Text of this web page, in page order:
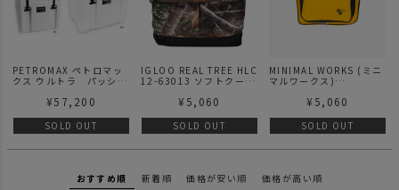
PETROMAX ペトロマッ
クス ウルトラ パッシ
¥57,200
SOLD OUT
IGLOO REAL TREE HLC
12-63013 ソフトクーラ
¥ 5,060
SOLD OUT
MINIMAL WORKS (ミニ
マルワークス)
ORGANIZER / 収納バッ
¥ 5,060
SOLD OUT
おすすめ順 新着順 価格が安い順 価格が高い順